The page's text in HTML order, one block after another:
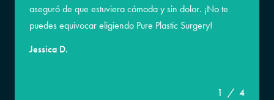
aseguró de que estuviera cómoda y sin dolor. ¡No te
puedes equivocar eligiendo Pure Plastic Surgery!
Jessica D.
Michelle Méndez
1 / 4